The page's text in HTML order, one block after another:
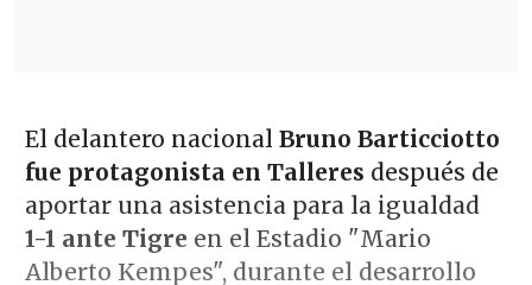
El delantero nacional Bruno Barticciotto
fue protagonista en Talleres después de
aportar una asistencia para la igualdad
1-1 ante Tigre en el Estadio "Mario
Alberto Kempes", durante el desarrollo